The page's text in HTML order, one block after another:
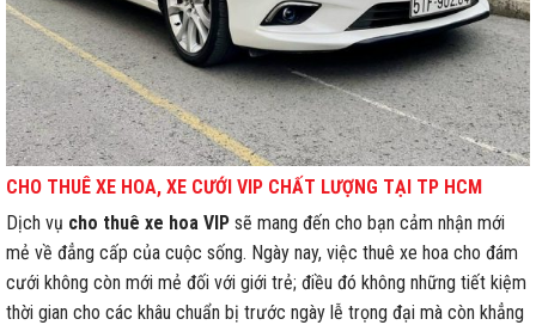
CHO THUÊ XE HOA, XE CƯỚI VIP CHẤT LƯỢNG TẠI TP HCM
Dịch vụ cho thuê xe hoa VIP sẽ mang đến cho bạn cảm nhận mới
mẻ về đẳng cấp của cuộc sống. Ngày nay, việc thuê xe hoa cho đám
cưới không còn mới mẻ đối với giới trẻ; điều đó không những tiết kiệm
thời gian cho các khâu chuẩn bị trước ngày lễ trọng đại mà còn khẳng